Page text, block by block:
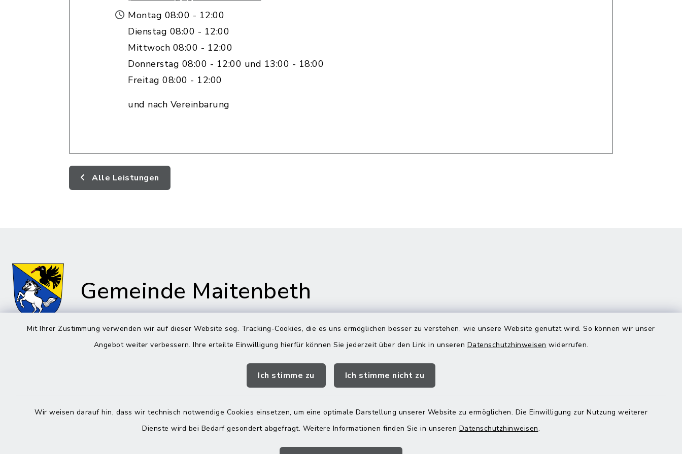
Mit Ihrer Zustimmung verwenden wir auf dieser Website sog. Tracking-Cookies, die es uns ermöglichen besser zu verstehen, wie unsere Website genutzt wird. So können wir unser
Angebot weiter verbessern. Ihre erteilte Einwilligung hierfür können Sie jederzeit über den Link in unseren Datenschutzhinweisen widerrufen.
Ich stimme zu Ich stimme nicht zu
Wir weisen darauf hin, dass wir technisch notwendige Cookies einsetzen, um eine optimale Darstellung unserer Website zu ermöglichen. Die Einwilligung zur Nutzung weiterer
Dienste wird bei Bedarf gesondert abgefragt. Weitere Informationen finden Sie in unseren Datenschutzhinweisen.
Montag 08:00 - 12:00
Dienstag 08:00 - 12:00
Mittwoch 08:00 - 12:00
Donnerstag 08:00 - 12:00 und 13:00 - 18:00
Freitag 08:00 - 12:00
und nach Vereinbarung
Alle Leistungen
Gemeinde Maitenbeth
Rechtmehring
83562 Rechtmehring
08076 499
08076 8595